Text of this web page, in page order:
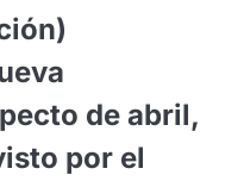
de abril,
por el